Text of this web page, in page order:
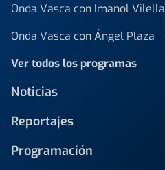
Onda Vasca con Imanol Vilella
Onda Vasca con Ángel Plaza
Ver todos los programas
Noticias
Reportajes
Programación